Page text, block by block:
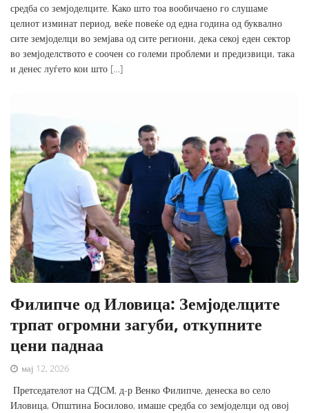
средба со земјоделците. Како што тоа вообичаено го слушаме
целиот изминат период, веќе повеќе од една година од буквално
сите земјоделци во земјава од сите региони, дека секој еден сектор
во земјоделството е соочен со големи проблеми и предизвици, така
и денес луѓето кои што […]
Филипче од Иловица: Земјоделците
трпат огромни загуби, откупните
цени паднаа
мај 12, 2026
Претседателот на СДСМ, д-р Венко Филипче, денеска во село
Иловица, Општина Босилово, имаше средба со земјоделци од овој